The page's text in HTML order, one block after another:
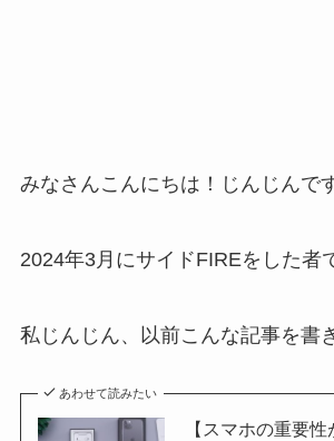
みなさんこんにちは！じんじんで
2024年3月にサイドFIREをした者
私じんじん、以前こんな記事を書
あわせて読みたい
【スマホの重要性